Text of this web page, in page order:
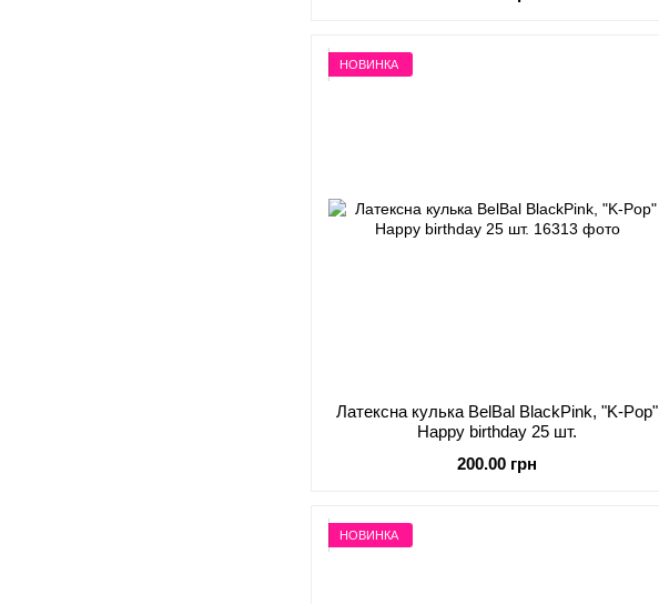
НОВИНКА
Латексна кулька BelBal BlackPink, "K-Pop"
Happy birthday 25 шт.
200.00 грн
НОВИНКА